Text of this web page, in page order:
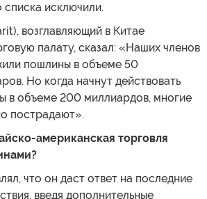
списка исключили.
возглавляющий в Китае
палату, сказал: «Наших членов
пошлины в объеме 50
Но когда начнут действовать
в объеме 200 миллиардов, многие
пострадают».
американская торговля
что он даст ответ на последние
введя дополнительные